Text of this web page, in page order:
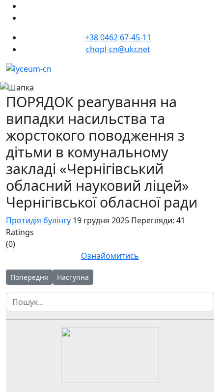
+38 0462 67-45-11
chopl-cn@ukr.net
ПОРЯДОК реагування на
випадки насильства та
жорстокого поводження з
дітьми в комунальному
закладі «Чернігівський
обласний науковий ліцей»
Чернігівської обласної ради
Протидія булінгу 19 грудня 2025 Перегляди: 41
Ratings
(0)
Ознайомитись
Попередня стаття: ПОЛОЖЕННЯ про запобігання та протидію
Попередня Наступна стаття: План заходів до
Наступна
Пошук